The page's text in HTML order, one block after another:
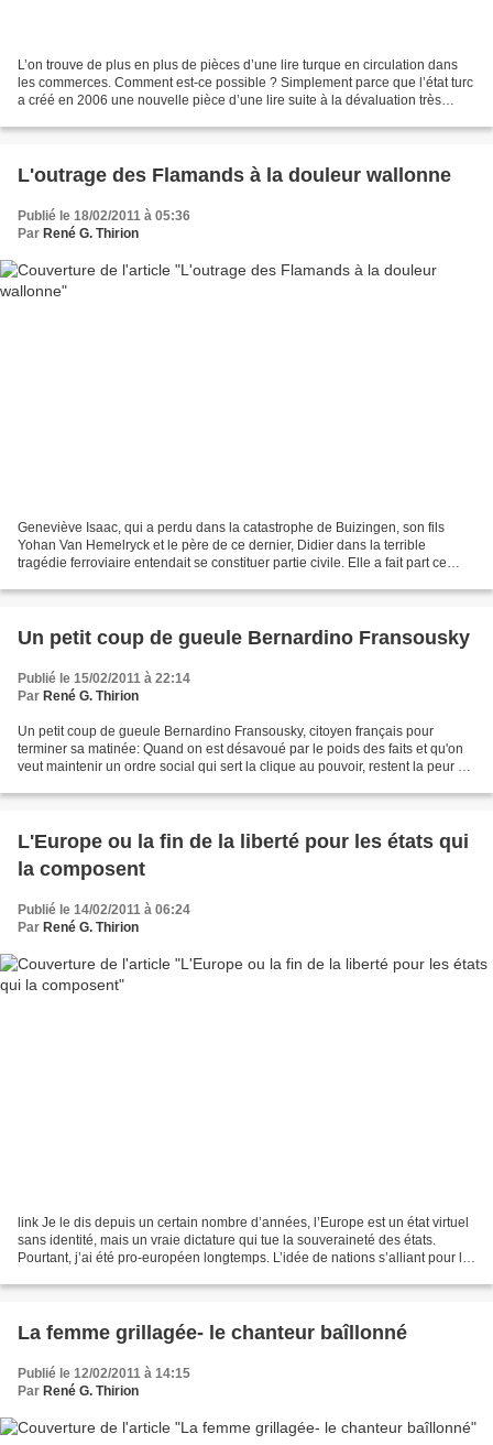
L’on trouve de plus en plus de pièces d’une lire turque en circulation dans
les commerces. Comment est-ce possible ? Simplement parce que l’état turc
a créé en 2006 une nouvelle pièce d’une lire suite à la dévaluation très
L'outrage des Flamands à la douleur wallonne
Publié le 18/02/2011 à 05:36
Par René G. Thirion
Geneviève Isaac, qui a perdu dans la catastrophe de Buizingen, son fils
Yohan Van Hemelryck et le père de ce dernier, Didier dans la terrible
tragédie ferroviaire entendait se constituer partie civile. Elle a fait part ce
Un petit coup de gueule Bernardino Fransousky
Publié le 15/02/2011 à 22:14
Par René G. Thirion
Un petit coup de gueule Bernardino Fransousky, citoyen français pour
terminer sa matinée: Quand on est désavoué par le poids des faits et qu'on
veut maintenir un ordre social qui sert la clique au pouvoir, restent la peur et
L'Europe ou la fin de la liberté pour les états qui
la composent
Publié le 14/02/2011 à 06:24
Par René G. Thirion
link Je le dis depuis un certain nombre d’années, l’Europe est un état virtuel
sans identité, mais un vraie dictature qui tue la souveraineté des états.
Pourtant, j’ai été pro-européen longtemps. L’idée de nations s’alliant pour le
La femme grillagée- le chanteur baîllonné
Publié le 12/02/2011 à 14:15
Par René G. Thirion